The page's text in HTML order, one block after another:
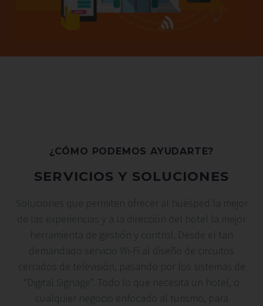
¿CÓMO PODEMOS AYUDARTE?
SERVICIOS Y SOLUCIONES
Soluciones que permiten ofrecer al huésped la mejor
de las experiencias y a la dirección del hotel la mejor
herramienta de gestión y control. Desde el tan
demandado servicio Wi-Fi al diseño de circuitos
cerrados de televisión, pasando por los sistemas de
“Digital Signage”. Todo lo que necesita un hotel, o
cualquier negocio enfocado al turismo, para